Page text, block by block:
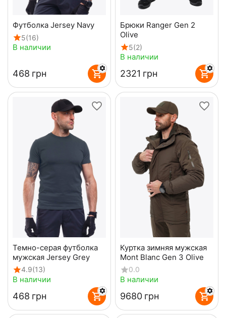
Футболка Jersey Navy
5(16)
В наличии
‍468‍ грн
Брюки Ranger Gen 2
Olive
5(2)
В наличии
‍2321‍ грн
Темно-серая футболка
мужская Jersey Grey
4.9(13)
В наличии
‍468‍ грн
Куртка зимняя мужская
Mont Blanc Gen 3 Olive
0.0
В наличии
‍9680‍ грн